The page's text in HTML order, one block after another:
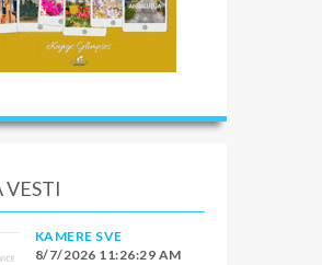
VESTI
KAMERE SVE
8/7/2026 11:26:29 AM